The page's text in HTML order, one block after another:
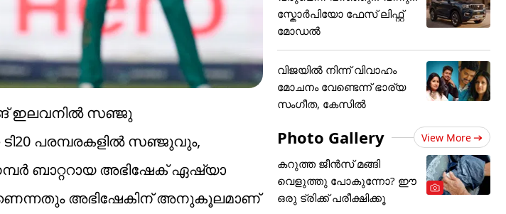
ഇലവനില്‍ സഞ്ജു
പരമ്പരകളില്‍ സഞ്ജുവും,
ബാറ്ററായ അഭിഷേക് ഏഷ്യാ
അഭിഷേകിന് അനുകൂലമാണ്
സ്കോർപിയോ ഫേസ് ലിഫ്റ്റ്
മോഡൽ
വിജയിൽ നിന്ന് വിവാഹം
മോചനം വേണ്ടെന്ന് ഭാര്യ
സം​ഗീത, കേസിൽ
Photo Gallery View More
കറുത്ത ജീൻസ് മങ്ങി
വെളുത്തു പോകുന്നോ? ഈ
ഒരു ട്രിക്ക് പരീക്ഷിക്കൂ